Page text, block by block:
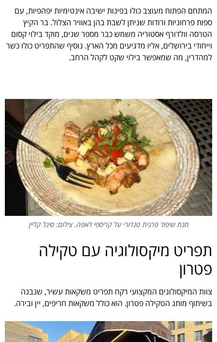
המתחם הפתוח מעוצב כולו בפינות ישיבה אינטימיות יפהפיות, עם
ספות פרחוניות ורודות שניתן לשבת בהן באוויר הצלול. בר הקיץ
הטרסה וולדורף אסטוריה משמש כבר מספר שנים, מוקד בילוי קסום
וייחודי בירושלים, אליו מדגיעים מכל הארץ. נוסיף שהתפריט כולו כשר
למהדרין, מה שמאפשר בילוי שקט לקהל הרחב.
מנת שיפוד פרגית טנדורי על קריספי לאפה. צילום: סיגל קליין
תפריט מיקסולוגיה עם טקילה
פטרון
צוות המיקסולוגים המקצועי רקח תפריט משקאות עשיר, שנבנה
בשיתוף מותג הטקילה פטרון. הוא כולל משקאות חריפים, יין ובירה.